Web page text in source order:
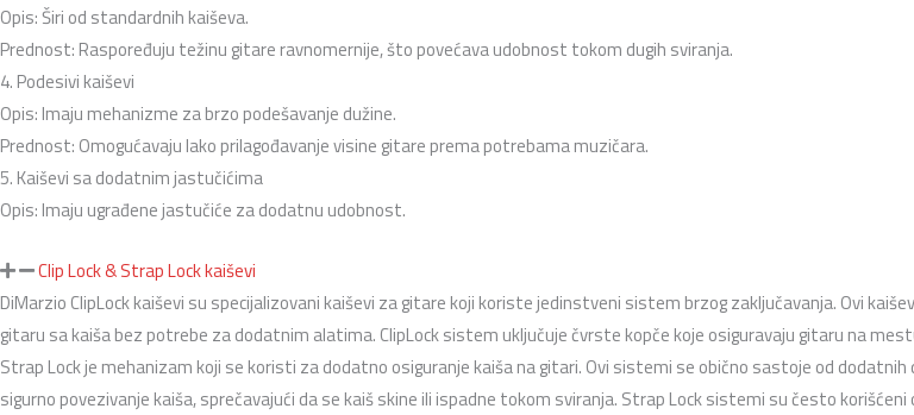
Opis: Širi od standardnih kaiševa.
Prednost: Raspoređuju težinu gitare ravnomernije, što povećava udobnost tokom dugih sviranja.
4. Podesivi kaiševi
Opis: Imaju mehanizme za brzo podešavanje dužine.
Prednost: Omogućavaju lako prilagođavanje visine gitare prema potrebama muzičara.
5. Kaiševi sa dodatnim jastučićima
Opis: Imaju ugrađene jastučiće za dodatnu udobnost.
Clip Lock & Strap Lock kaiševi
DiMarzio ClipLock kaiševi su specijalizovani kaiševi za gitare koji koriste jedinstveni sistem brzog zaključavanja. Ovi
gitaru sa kaiša bez potrebe za dodatnim alatima. ClipLock sistem uključuje čvrste kopče koje osiguravaju gitaru na
Strap Lock je mehanizam koji se koristi za dodatno osiguranje kaiša na gitari. Ovi sistemi se obično sastoje od
sigurno povezivanje kaiša, sprečavajući da se kaiš skine ili ispadne tokom sviranja. Strap Lock sistemi su često